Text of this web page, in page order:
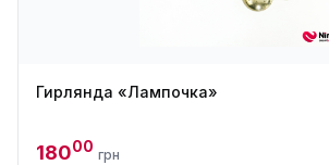
Гирлянда «Лампочка»
18000 грн